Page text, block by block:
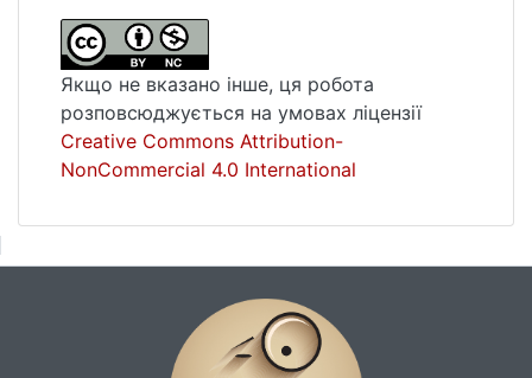
Якщо не вказано інше, ця робота
розповсюджується на умовах ліцензії
Creative Commons Attribution-
NonCommercial 4.0 International